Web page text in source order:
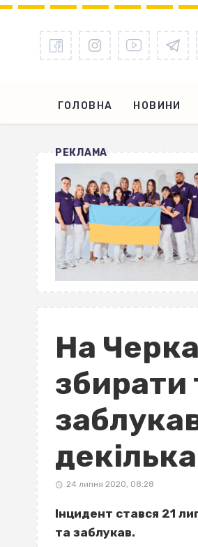
ГОЛОВНА НОВИНИ
РЕКЛАМА
На
збирати
24 липня 2020, 08:28
Інцидент стався 21
та заблукав.